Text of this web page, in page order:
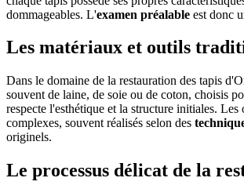
dommageables. L'examen préalable est donc
Les matériaux et outils
Dans le domaine de la restauration des tapis
souvent de laine, de soie ou de coton, choisis
respecte l'esthétique et la structure initiales.
complexes, souvent réalisés selon des
originels.
Le processus délicat de la